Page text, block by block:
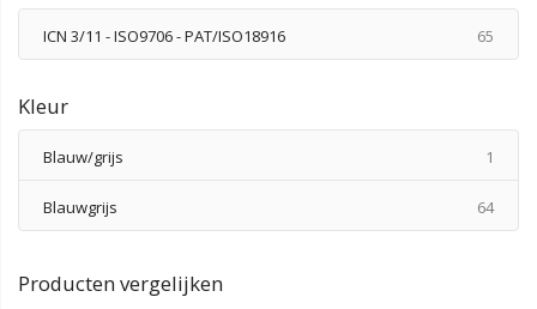
ICN 3/11 - ISO9706 - PAT/ISO18916 65
Kleur
Blauw/grijs 1
Blauwgrijs 64
Producten vergelijken